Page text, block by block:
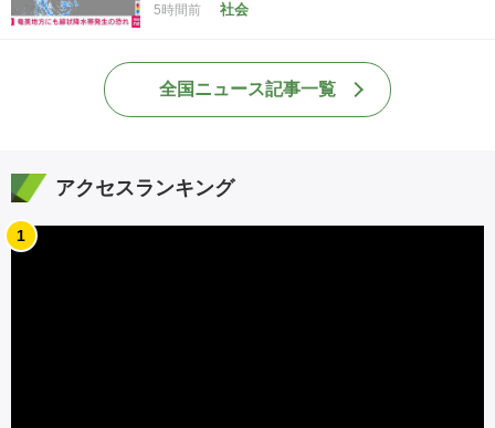
5時間前 社会
全国ニュース記事一覧
アクセスランキング
1